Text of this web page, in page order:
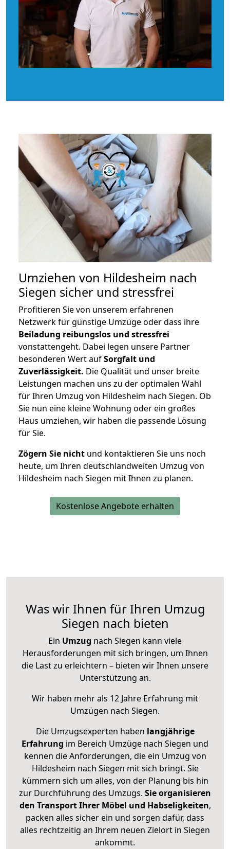
Umziehen von Hildesheim nach
Siegen sicher und stressfrei
Profitieren Sie von unserem erfahrenen
Netzwerk für günstige Umzüge oder dass ihre
Beiladung reibungslos und stressfrei
vonstattengeht. Dabei legen unsere Partner
besonderen Wert aufSorgfalt und
Zuverlässigkeit. Die Qualität und unser breite
Leistungen machen uns zu der optimalen Wahl
für Ihren Umzug von Hildesheim nach Siegen. Ob
Sie nun eine kleine Wohnung oder ein großes
Haus umziehen, wir haben die passende Lösung
für Sie.
Zögern Sie nicht und kontaktieren Sie uns noch
heute, um Ihren deutschlandweiten Umzug von
Hildesheim nach Siegen mit Ihnen zu planen.
Kostenlose Angebote erhalten
Was wir Ihnen für Ihren Umzug
Siegen nach bieten
Ein Umzug nach Siegen kann viele
Herausforderungen mit sich bringen, um Ihnen
die Last zu erleichtern – bieten wir Ihnen unsere
Unterstützung an.
Wir haben mehr als 12 Jahre Erfahrung mit
Umzügen nach Siegen.
Die Umzugsexperten haben langjährige
Erfahrung im Bereich Umzüge nach Siegen und
kennen die Anforderungen, die ein Umzug von
Hildesheim nach Siegen mit sich bringt. Sie
kümmern sich um alles, von der Planung bis hin
zur Durchführung des Umzugs. Sie organisieren
den Transport Ihrer Möbel und Habseligkeiten,
packen alles sicher ein und sorgen dafür, dass
alles rechtzeitig an Ihrem neuen Zielort in Siegen
ankommt.